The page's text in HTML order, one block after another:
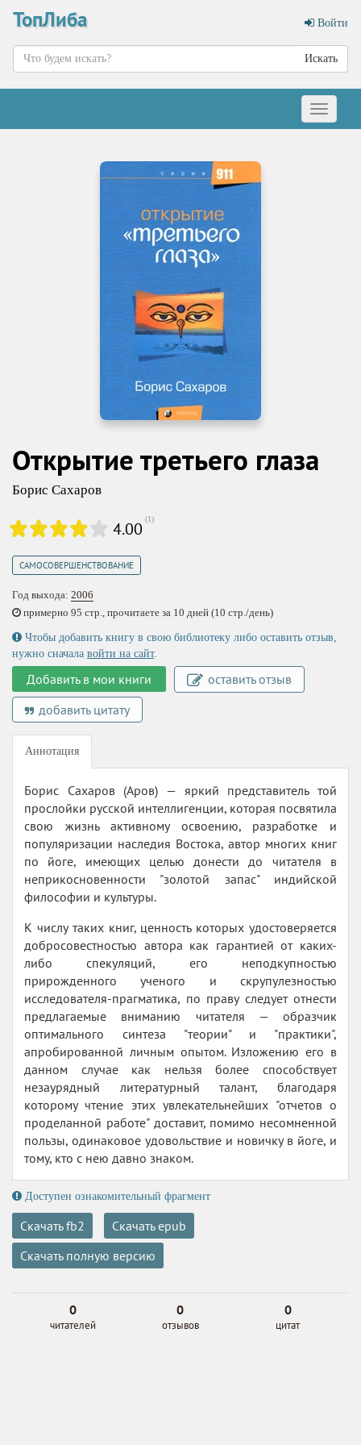
ТопЛиба Войти
Искать
Меню
Открытие третьего глаза
Борис Сахаров
4.00 (1)
САМОСОВЕРШЕНСТВОВАНИЕ
Год выхода: 2006
примерно 95 стр., прочитаете за 10 дней (10 стр./день)
Чтобы добавить книгу в свою библиотеку либо оставить отзыв,
нужно сначала войти на сайт.
Добавить в мои книги
оставить отзыв
добавить цитату
Аннотация
Борис Сахаров (Аров) — яркий представитель той
прослойки русской интеллигенции, которая посвятила
свою жизнь активному освоению, разработке и
популяризации наследия Востока, автор многих книг
по йоге, имеющих целью донести до читателя в
неприкосновенности "золотой запас" индийской
философии и культуры.
К числу таких книг, ценность которых удостоверяется
добросовестностью автора как гарантией от каких-
либо спекуляций, его неподкупностью
прирожденного ученого и скрупулезностью
исследователя-прагматика, по праву следует отнести
предлагаемые вниманию читателя — образчик
оптимального синтеза "теории" и "практики",
апробированной личным опытом. Изложению его в
данном случае как нельзя более способствует
незаурядный литературный талант, благодаря
которому чтение этих увлекательнейших "отчетов о
проделанной работе" доставит, помимо несомненной
пользы, одинаковое удовольствие и новичку в йоге, и
тому, кто с нею давно знаком.
Доступен ознакомительный фрагмент
Скачать fb2
Скачать epub
Скачать полную версию
0
читателей
0
отзывов
0
цитат